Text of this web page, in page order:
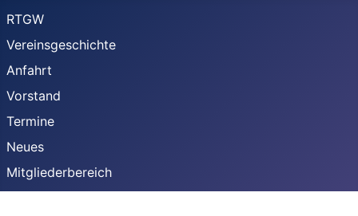
RTGW
Vereinsgeschichte
Anfahrt
Vorstand
Termine
Neues
Mitgliederbereich